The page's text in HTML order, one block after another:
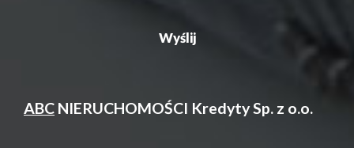
ABC NIERUCHOMOŚCI Kredyty Sp. z o.o.